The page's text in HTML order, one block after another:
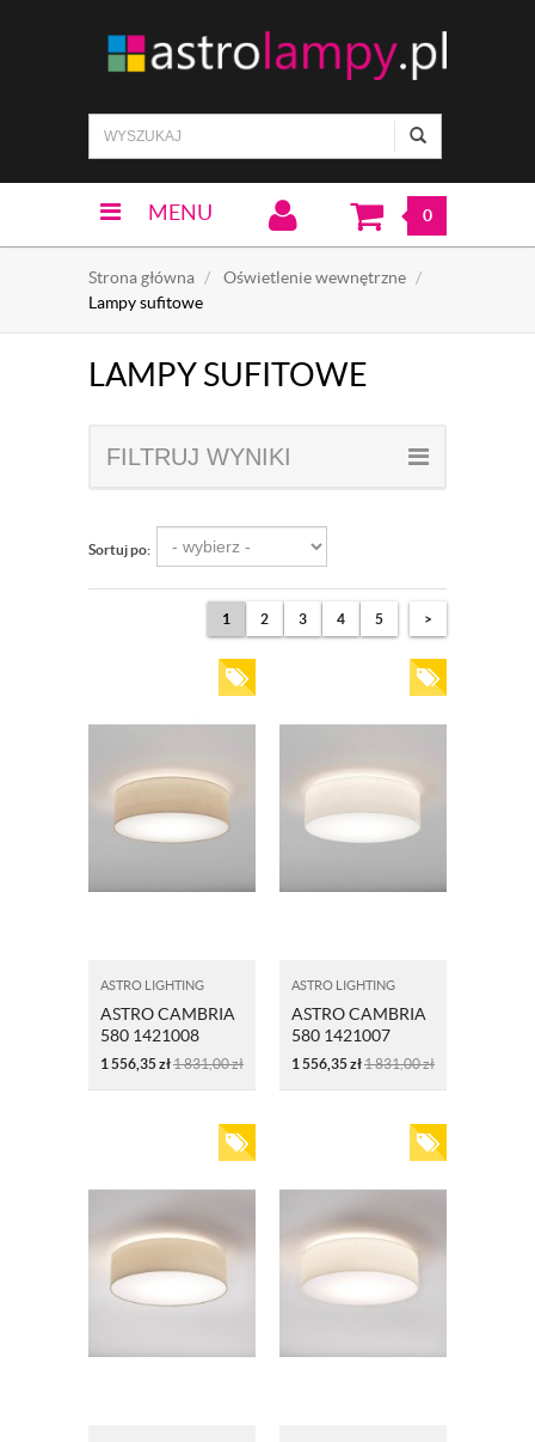
MENU 0
Strona główna
Oświetlenie wewnętrzne
Lampy sufitowe
LAMPY SUFITOWE
FILTRUJ WYNIKI
Sortuj po:
1 2 3 4 5 >
ASTRO LIGHTING
ASTRO CAMBRIA
580 1421008
PIASKOWY
1 556,35zł1 831,00zł
ASTRO LIGHTING
ASTRO CAMBRIA
580 1421007
BIAŁY
1 556,35zł1 831,00zł